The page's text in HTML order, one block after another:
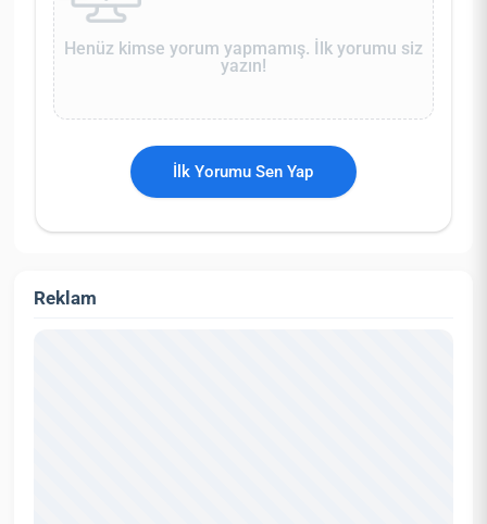
Henüz kimse yorum yapmamış. İlk yorumu siz
yazın!
İlk Yorumu Sen Yap
Reklam